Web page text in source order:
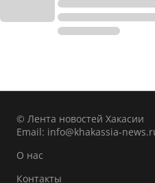
© Лента новостей Хакасии
Email: info@khakassia-
О нас
Контакты